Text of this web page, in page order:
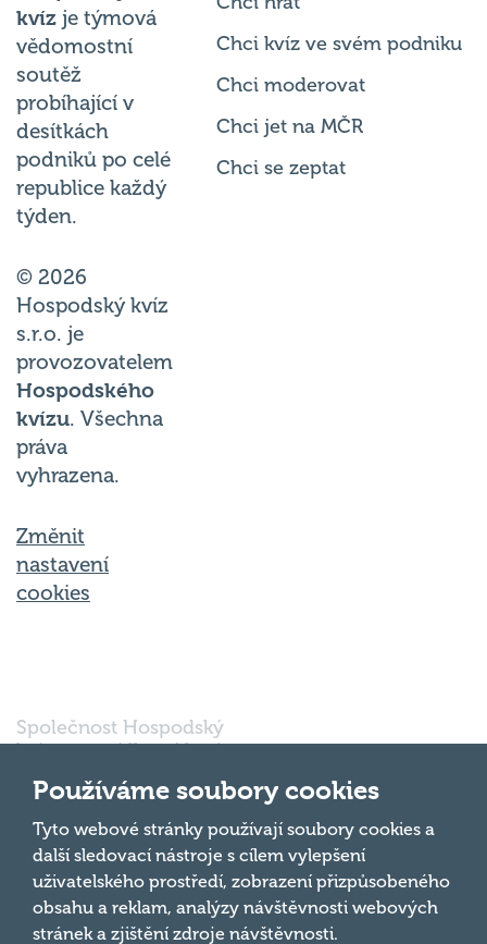
kvíz je týmová
vědomostní
soutěž
probíhající v
desítkách
podniků po celé
republice každý
týden.
© 2026
Hospodský kvíz
s.r.o. je
provozovatelem
Hospodského
kvízu. Všechna
práva
vyhrazena.
Změnit
nastavení
cookies
Chci kvíz ve svém podniku
Chci moderovat
Chci jet na MČR
Chci se zeptat
Společnost Hospodský
kvíz s.r.o., sídlem Nové
602 00 Brno, IČ:
03980138, DIČ:
CZ03980138 je vedena
pod spisovou značkou
a oddílem 90428 C u
Krajského soudu v
Brně.
Nahoru
Používáme soubory cookies
Tyto webové stránky používají soubory cookies a
další sledovací nástroje s cílem vylepšení
uživatelského prostředí, zobrazení přizpůsobeného
obsahu a reklam, analýzy návštěvnosti webových
stránek a zjištění zdroje návštěvnosti.